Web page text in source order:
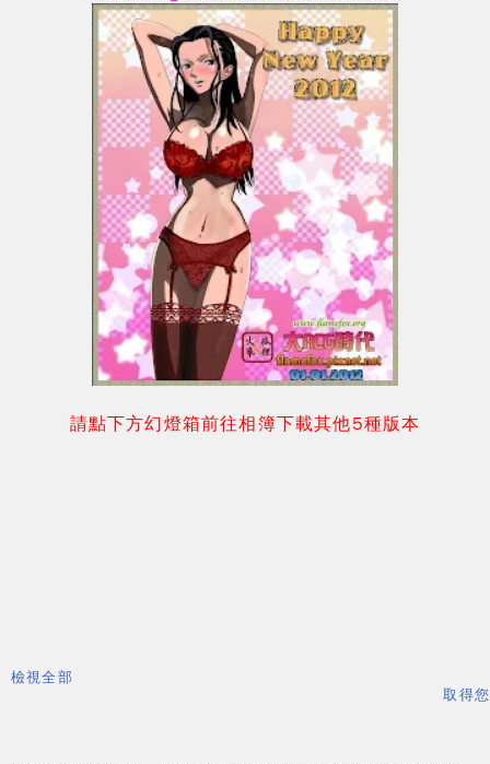
請點下方幻燈箱前往相簿下載其他5種版本
檢視全部
取得